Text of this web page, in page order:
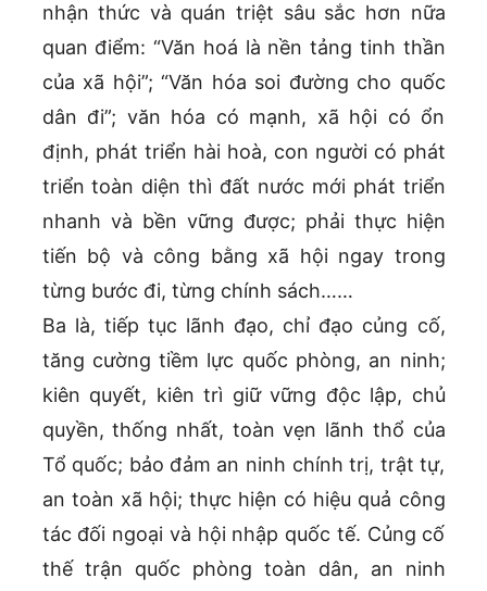
nhận thức và quán triệt sâu sắc hơn nữa
quan điểm: “Văn hoá là nền tảng tinh thần
của xã hội”; “Văn hóa soi đường cho quốc
dân đi”; văn hóa có mạnh, xã hội có ổn
định, phát triển hài hoà, con người có phát
triển toàn diện thì đất nước mới phát triển
nhanh và bền vững được; phải thực hiện
tiến bộ và công bằng xã hội ngay trong
từng bước đi, từng chính sách……
Ba là, tiếp tục lãnh đạo, chỉ đạo củng cố,
tăng cường tiềm lực quốc phòng, an ninh;
kiên quyết, kiên trì giữ vững độc lập, chủ
quyền, thống nhất, toàn vẹn lãnh thổ của
Tổ quốc; bảo đảm an ninh chính trị, trật tự,
an toàn xã hội; thực hiện có hiệu quả công
tác đối ngoại và hội nhập quốc tế. Củng cố
thế trận quốc phòng toàn dân, an ninh